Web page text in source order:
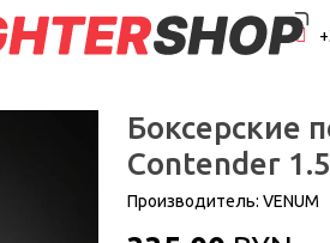
Боксерские
Contender
Производитель: VENUM